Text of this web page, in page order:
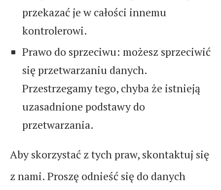
przekazać je w całości innemu
kontrolerowi.
Prawo do sprzeciwu: możesz sprzeciwić
się przetwarzaniu danych.
Przestrzegamy tego, chyba że istnieją
uzasadnione podstawy do
przetwarzania.
Aby skorzystać z tych praw, skontaktuj się
z nami. Proszę odnieść się do danych